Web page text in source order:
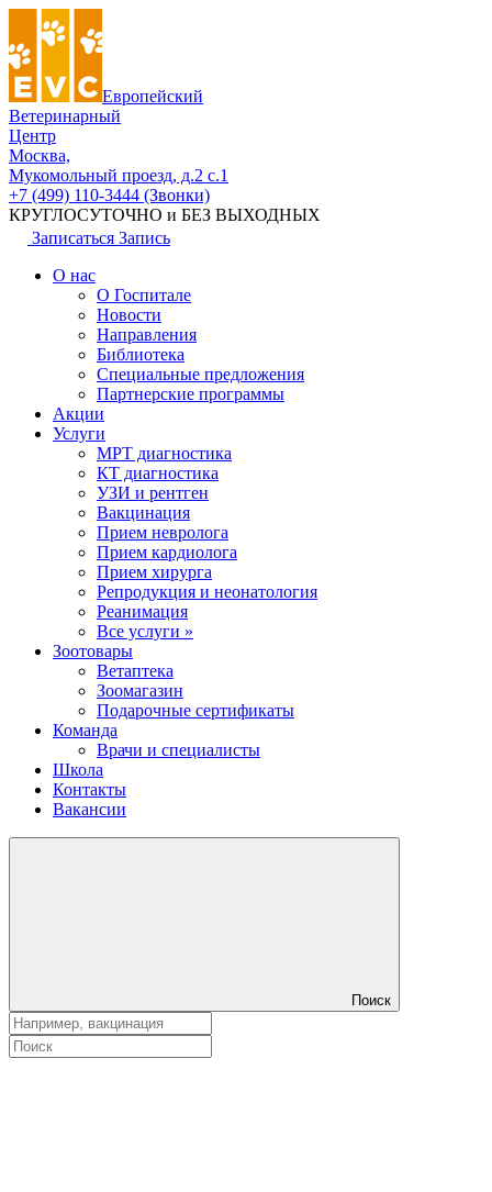
Европейский
Ветеринарный
Центр
Москва,
Мукомольный проезд, д.2 с.1
+7 (499) 110-3444 (Звонки)
КРУГЛОСУТОЧНО и БЕЗ ВЫХОДНЫХ
Записаться Запись
О нас
О Госпитале
Новости
Направления
Библиотека
Специальные предложения
Партнерские программы
Акции
Услуги
МРТ диагностика
КТ диагностика
УЗИ и рентген
Вакцинация
Прием невролога
Прием кардиолога
Прием хирурга
Репродукция и неонатология
Реанимация
Все услуги »
Зоотовары
Ветаптека
Зоомагазин
Подарочные сертификаты
Команда
Врачи и специалисты
Школа
Контакты
Вакансии
Поиск